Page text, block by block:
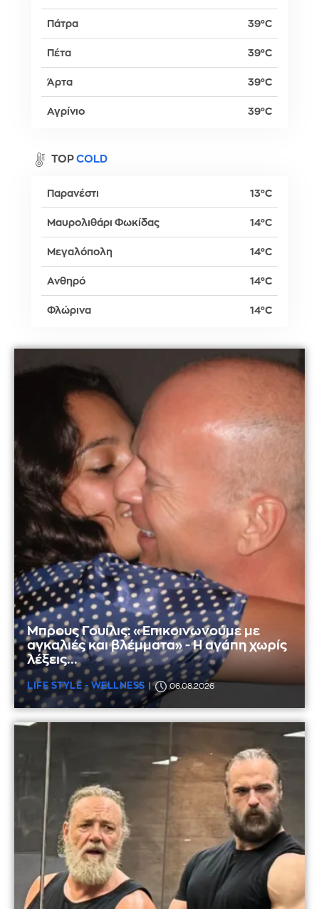
Πάτρα 39°C
Πέτα 39°C
Άρτα 39°C
Αγρίνιο 39°C
TOP COLD
Παρανέστι 13°C
Μαυρολιθάρι Φωκίδας 14°C
Μεγαλόπολη 14°C
Ανθηρό 14°C
Φλώρινα 14°C
Μπρους Γουίλις: «Επικοινωνούμε με
αγκαλιές και βλέμματα» - Η αγάπη χωρίς
λέξεις...
LIFE STYLE - WELLNESS 06.08.2026